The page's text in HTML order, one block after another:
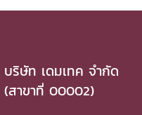
บริษัท เดมเทค จำกัด
(สาขาที่ 00002)